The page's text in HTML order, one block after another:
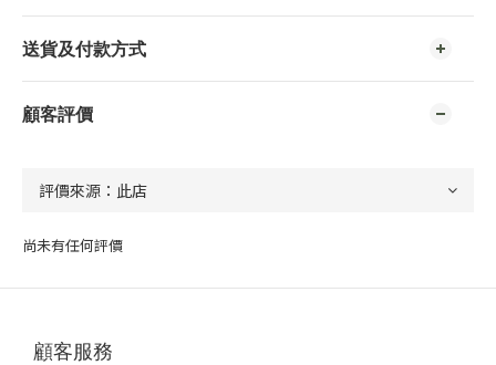
送貨及付款方式
顧客評價
尚未有任何評價
顧客服務